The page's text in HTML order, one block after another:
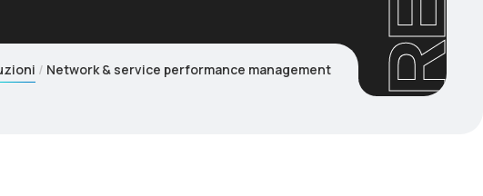
Network & service performance management